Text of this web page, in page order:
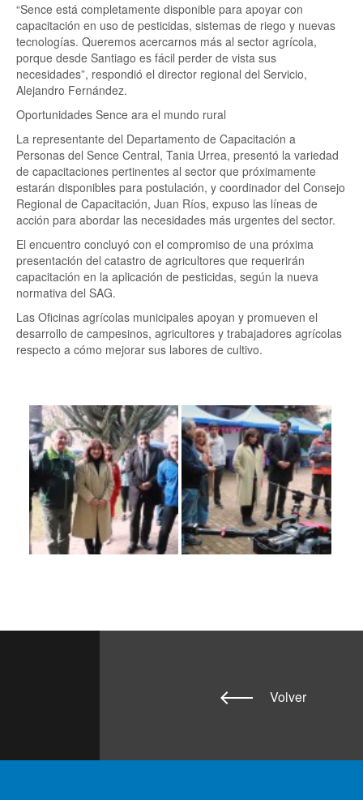
“Sence está completamente disponible para apoyar con
capacitación en uso de pesticidas, sistemas de riego y nuevas
tecnologías. Queremos acercarnos más al sector agrícola,
porque desde Santiago es fácil perder de vista sus
necesidades”, respondió el director regional del Servicio,
Alejandro Fernández.
Oportunidades Sence ara el mundo rural
La representante del Departamento de Capacitación a
Personas del Sence Central, Tania Urrea, presentó la variedad
de capacitaciones pertinentes al sector que próximamente
estarán disponibles para postulación, y coordinador del Consejo
Regional de Capacitación, Juan Ríos, expuso las líneas de
acción para abordar las necesidades más urgentes del sector.
El encuentro concluyó con el compromiso de una próxima
presentación del catastro de agricultores que requerirán
capacitación en la aplicación de pesticidas, según la nueva
normativa del SAG.
Las Oficinas agrícolas municipales apoyan y promueven el
desarrollo de campesinos, agricultores y trabajadores agrícolas
respecto a cómo mejorar sus labores de cultivo.
Volver